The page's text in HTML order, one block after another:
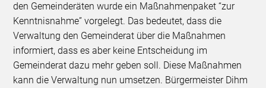
den Gemeinderäten wurde ein Maßnahmenpaket “zur
Kenntnisnahme” vorgelegt. Das bedeutet, dass die
Verwaltung den Gemeinderat über die Maßnahmen
informiert, dass es aber keine Entscheidung im
Gemeinderat dazu mehr geben soll. Diese Maßnahmen
kann die Verwaltung nun umsetzen. Bürgermeister Dihm